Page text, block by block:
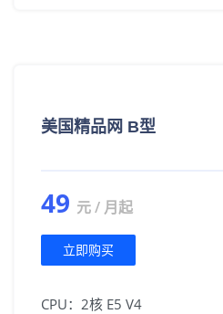
美国精品网 B型
49 元 / 月起
立即购买
CPU：2核 E5 V4